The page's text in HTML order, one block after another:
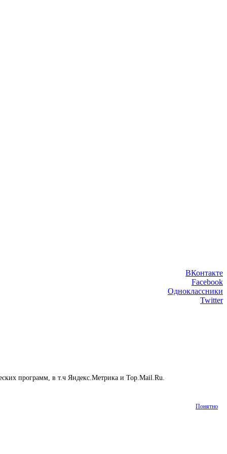
ВКонтакте
Facebook
Одноклассники
Twitter
программ, в т.ч Яндекс.Метрика и Top.Mail.Ru.
Понятно